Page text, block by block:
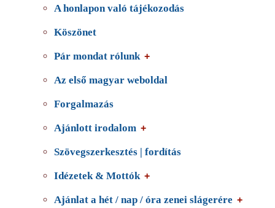
A honlapon való tájékozodás
Köszönet
Pár mondat rólunk
Az első magyar weboldal
Forgalmazás
Ajánlott irodalom
Szövegszerkesztés | fordítás
Idézetek & Mottók
Ajánlat a hét / nap / óra zenei slágerére